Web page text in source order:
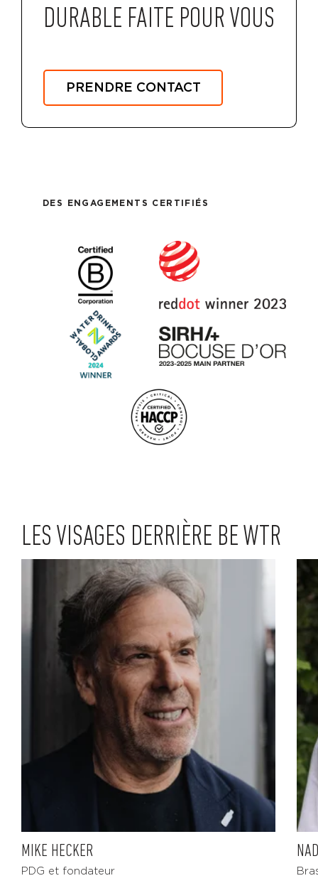
DURABLE FAITE POUR VOUS
PRENDRE CONTACT
DES ENGAGEMENTS CERTIFIÉS
LES VISAGES DERRIÈRE BE WTR
MIKE HECKER
PDG et fondateur